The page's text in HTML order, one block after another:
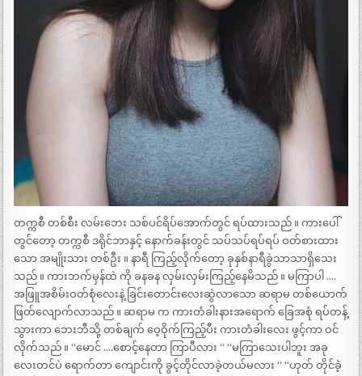
တက္ကစီ တစ်စီး လမ်းဘေး သစ်ပင်ရိပ်အောက်တွင် ရပ်ထားသည် ။ ကားပေါ်
တွင်တော့ တက္ကစီ ဒရိုင်ဘာနှင့် နောက်ခန်းတွင် သပ်သပ်ရပ်ရပ် ဝတ်စားထား
သော အမျိုးသား တစ်ဦး ။ နာရီ ကြည့်လိုက်တော့ ခုနှစ်နာရီခွဲသာသာရှိသေး
သည် ။ ကားဘက်မှန်ထဲ ကို ခနခန လှမ်းလှမ်းကြည့်နေမိသည် ။ မကြာပါ ….
အဖြူအစိမ်းဝတ်စုံလေးနဲ့ ခြင်းတောင်းလေးဆွဲလာသော ဆရာမ တစ်ယောက်
ဖြတ်လျောက်လာသည် ။ ဆရာမ က ကားတံခါးနားအရောက် ခြေအစုံ ရပ်တန့်
သွားကာ ဘေးဘီသို့ တစ်ချက် ဝေ့ဝိုက်ကြည့်ပီး ကားတံခါးလေး ဖွင့်ကာ ဝင်
လိုက်သည် ။ “မောင် ….စောင့်နေတာ ကြာပီလား “ “မကြာသေးပါဘူး အခု
လေးတင်ပဲ ရောက်တာ ကျောင်းကို ခွင့်တိုင်လာခဲ့တယ်မလား “ “ဟုတ် တိုင်ခဲ့